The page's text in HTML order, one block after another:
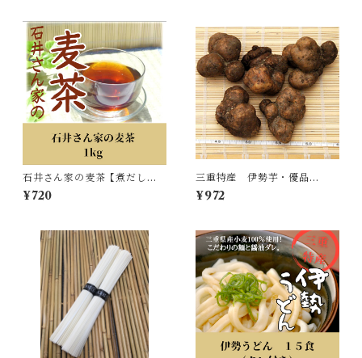
石井さん家の麦茶【煮だし専
用】 1袋入り 1kg
¥720
三重特産 伊勢芋・優品
（中）600g入り 【数量限
定】
¥972